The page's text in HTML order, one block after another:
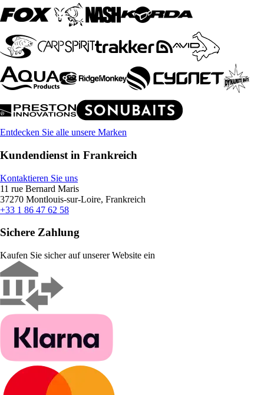
Entdecken Sie alle unsere Marken
Kundendienst in Frankreich
Kontaktieren Sie uns
11 rue Bernard Maris
37270 Montlouis-sur-Loire, Frankreich
+33 1 86 47 62 58
Sichere Zahlung
Kaufen Sie sicher auf unserer Website ein